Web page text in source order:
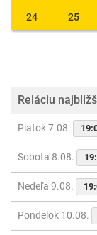
24 25
Reláciu
Piatok 7.08.
Sobota 8.08.
Nedeľa 9.08.
Pondelok 10.08.